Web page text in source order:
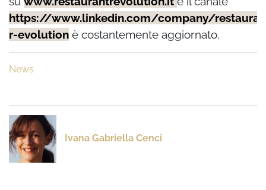
https://www.linkedin.com/company/
r-evolution è costantemente aggiornato.
News
Ivana Gabriella Cenci